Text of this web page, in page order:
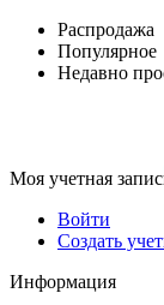
Распродажа
Популярное
Недавно
Моя учетная
Войти
Создать
Информация